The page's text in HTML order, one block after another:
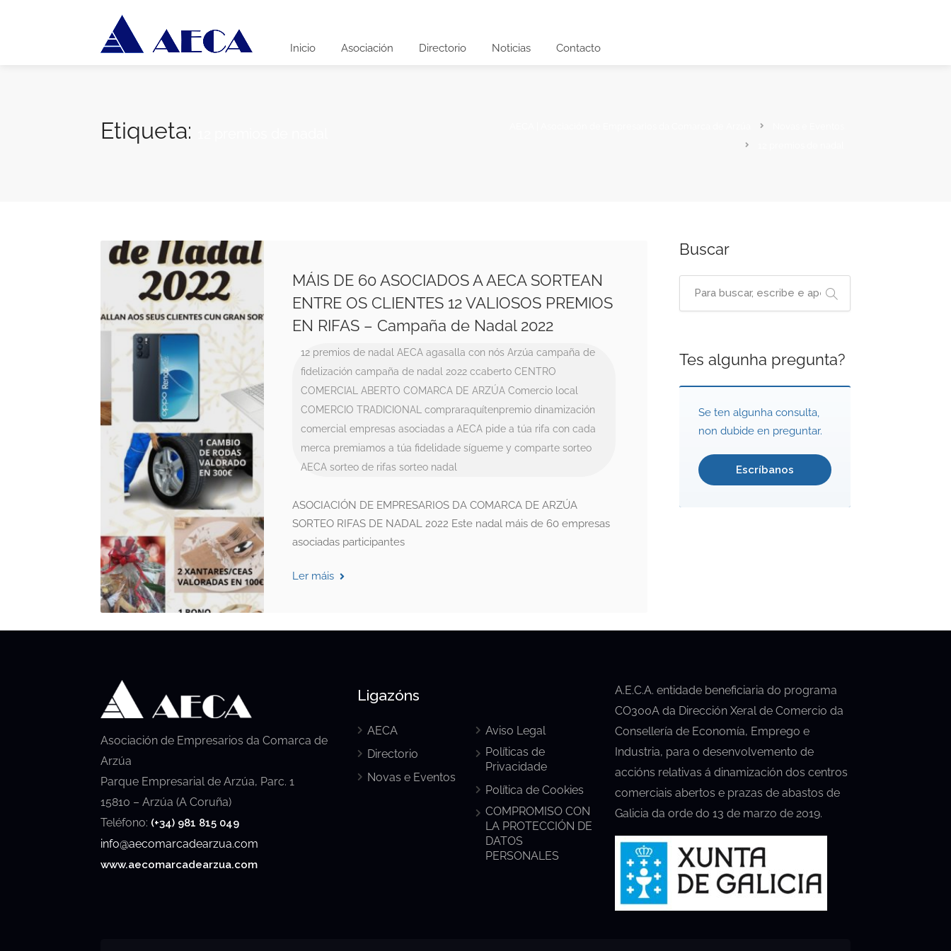
Inicio Asociación Directorio Noticias Contacto
Etiqueta:
MÁIS DE 60 ASOCIADOS A AECA SORTEAN
ENTRE OS CLIENTES 12 VALIOSOS PREMIOS
EN RIFAS – Campaña de Nadal 2022
12 premios de nadal AECA agasalla con nós Arzúa campaña de
fidelización campaña de nadal 2022 ccaberto CENTRO
COMERCIAL ABERTO COMARCA DE ARZÚA Comercio local
COMERCIO TRADICIONAL
compraraquítenpremio dinamización
comercial empresas asociadas a AECA pide a túa rifa con cada
merca premiamos a túa fidelidade sígueme y comparte sorteo
AECA sorteo de rifas sorteo nadal
ASOCIACIÓN DE EMPRESARIOS DA COMARCA DE ARZÚA
SORTEO RIFAS DE NADAL 2022 Este nadal máis de 60 empresas
asociadas participantes
Ler máis
Buscar
Tes algunha pregunta?
Se ten algunha consulta,
non dubide en preguntar.
Escríbanos
Asociación de Empresarios da Comarca de
Arzúa
Parque Empresarial de Arzúa, Parc. 1
15810 – Arzúa (A Coruña)
Teléfono: (+34) 981 815 049
info@aecomarcadearzua.com
www.aecomarcadearzua.com
Ligazóns
AECA
Directorio
Novas e Eventos
Aviso Legal
Políticas de
Privacidade
Política de Cookies
COMPROMISO CON
LA PROTECCIÓN DE
DATOS
PERSONALES
A.E.C.A. entidade beneficiaria do programa
CO300A da Dirección Xeral de Comercio da
Consellería de Economía, Emprego e
Industria, para o desenvolvemento de
accións relativas á dinamización dos centros
comerciais abertos e prazas de abastos de
Galicia da orde do 13 de marzo de 2019.